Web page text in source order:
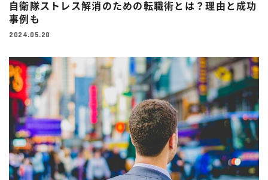
自衛隊ストレス解消のための転職術とは？理由と成功
事例も
2024.05.28